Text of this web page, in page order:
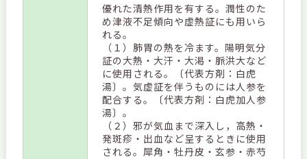
優れた清熱作用を有する。潤性のた
め津液不足傾向や虚熱証にも用いら
れる。
（１）肺胃の熱を冷ます。陽明気分
証の大熱・大汗・大渇・脈洪大など
に使用される。〔代表方剤：白虎
湯〕。気虚証を伴うものには人参を
配合する。〔代表方剤：白虎加人参
湯〕。
（２）邪が気血まで深入し，高熱・
発斑疹・出血など呈するときに使用
される。犀角・牡丹皮・玄参・赤芍